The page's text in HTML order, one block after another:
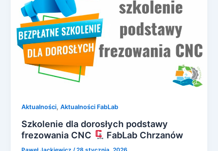
Aktualności,Aktualności FabLab
Szkolenie dla dorosłych podstawy
frezowania CNC
FabLab Chrzanów